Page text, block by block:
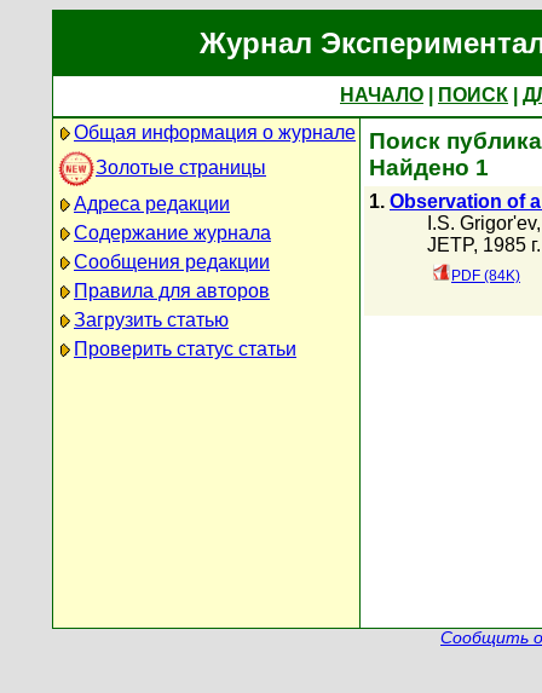
Журнал
НАЧАЛО ПОИСК
Общая информация о журнале
Золотые страницы
Адреса редакции
Содержание журнала
Сообщения редакции
Правила для авторов
Загрузить статью
Проверить статус статьи
Поиск
Найдено 1
1. Observation of
I.S. Grigor'ev
JETP, 1985
PDF (84K)
Сообщить о